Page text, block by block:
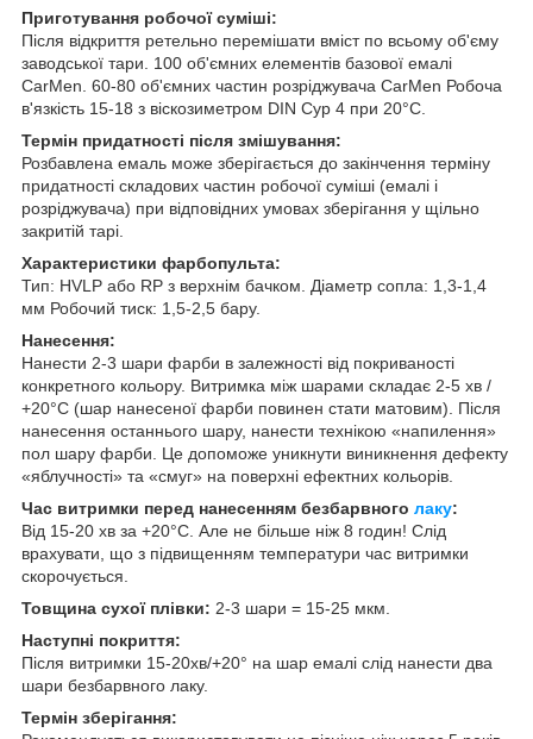
Приготування робочої суміші:
Після відкриття ретельно перемішати вміст по всьому об'єму
заводської тари. 100 об'ємних елементів базової емалі
CarMen. 60-80 об'ємних частин розріджувача CarMen Робоча
в'язкість 15-18 з віскозиметром DIN Сур 4 при 20°С.
Термін придатності після змішування:
Розбавлена емаль може зберігається до закінчення терміну
придатності складових частин робочої суміші (емалі і
розріджувача) при відповідних умовах зберігання у щільно
закритій тарі.
Характеристики фарбопульта:
Тип: HVLP або RP з верхнім бачком. Діаметр сопла: 1,3-1,4
мм Робочий тиск: 1,5-2,5 бару.
Нанесення:
Нанести 2-3 шари фарби в залежності від покриваності
конкретного кольору. Витримка між шарами складає 2-5 хв /
+20°С (шар нанесеної фарби повинен стати матовим). Після
нанесення останнього шару, нанести технікою «напилення»
пол шару фарби. Це допоможе уникнути виникнення дефекту
«яблучності» та «смуг» на поверхні ефектних кольорів.
Час витримки перед нанесенням безбарвного лаку:
Від 15-20 хв за +20°С. Але не більше ніж 8 годин! Слід
врахувати, що з підвищенням температури час витримки
скорочується.
Товщина сухої плівки: 2-3 шари = 15-25 мкм.
Наступні покриття:
Після витримки 15-20хв/+20° на шар емалі слід нанести два
шари безбарвного лаку.
Термін зберігання: